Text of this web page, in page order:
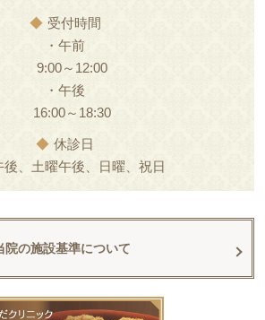
◆ 受付時間
・午前
9:00～12:00
・午後
16:00～18:30
◆ 休診日
後、土曜午後、日曜、祝日
院の施設基準について